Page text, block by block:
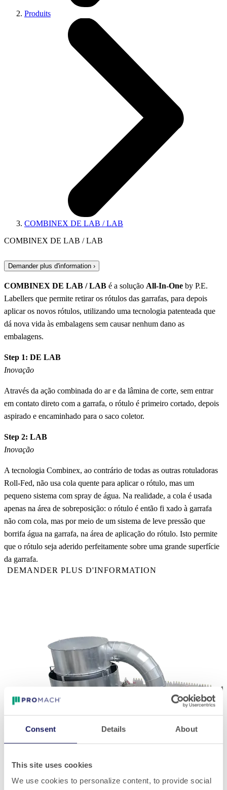
Consent Details About
This site uses cookies
We use cookies to personalize content, to provide social
Produits
COMBINEX DE LAB / LAB
COMBINEX DE LAB / LAB
Demander plus d'information ›
COMBINEX DE LAB / LAB é a solução All-In-One by P.E.
Labellers que permite retirar os rótulos das garrafas, para depois
aplicar os novos rótulos, utilizando uma tecnologia patenteada que
dá nova vida às embalagens sem causar nenhum dano as
embalagens.
Step 1: DE LAB
Inovação
Através da ação combinada do ar e da lâmina de corte, sem entrar
em contato direto com a garrafa, o rótulo é primeiro cortado, depois
aspirado e encaminhado para o saco coletor.
Step 2: LAB
Inovação
A tecnologia Combinex, ao contrário de todas as outras rotuladoras
Roll-Fed, não usa cola quente para aplicar o rótulo, mas um
pequeno sistema com spray de água. Na realidade, a cola é usada
apenas na área de sobreposição: o rótulo é então fi xado à garrafa
não com cola, mas por meio de um sistema de leve pressão que
borrifa água na garrafa, na área de aplicação do rótulo. Isto permite
que o rótulo seja aderido perfeitamente sobre uma grande superfície
da garrafa.
DEMANDER PLUS D'INFORMATION